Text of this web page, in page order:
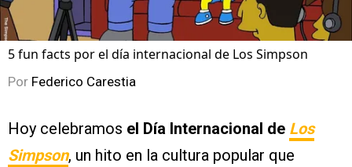
5 fun facts por el día internacional de Los Simpson
Por Federico Carestia
Hoy celebramos el Día Internacional de Los
Simpson, un hito en la cultura popular que